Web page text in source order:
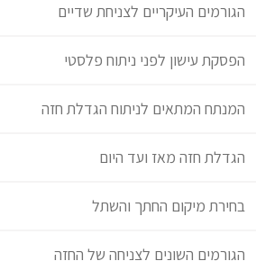
הגורמים העיקריים לצניחת שדיים
הפסקת עישון לפני ניתוח פלסטי
המנתח המתאים לניתוח הגדלת חזה
הגדלת חזה מאז ועד היום
בחירת מיקום החתך והשתל
הגורמים השונים לצניחה של החזה